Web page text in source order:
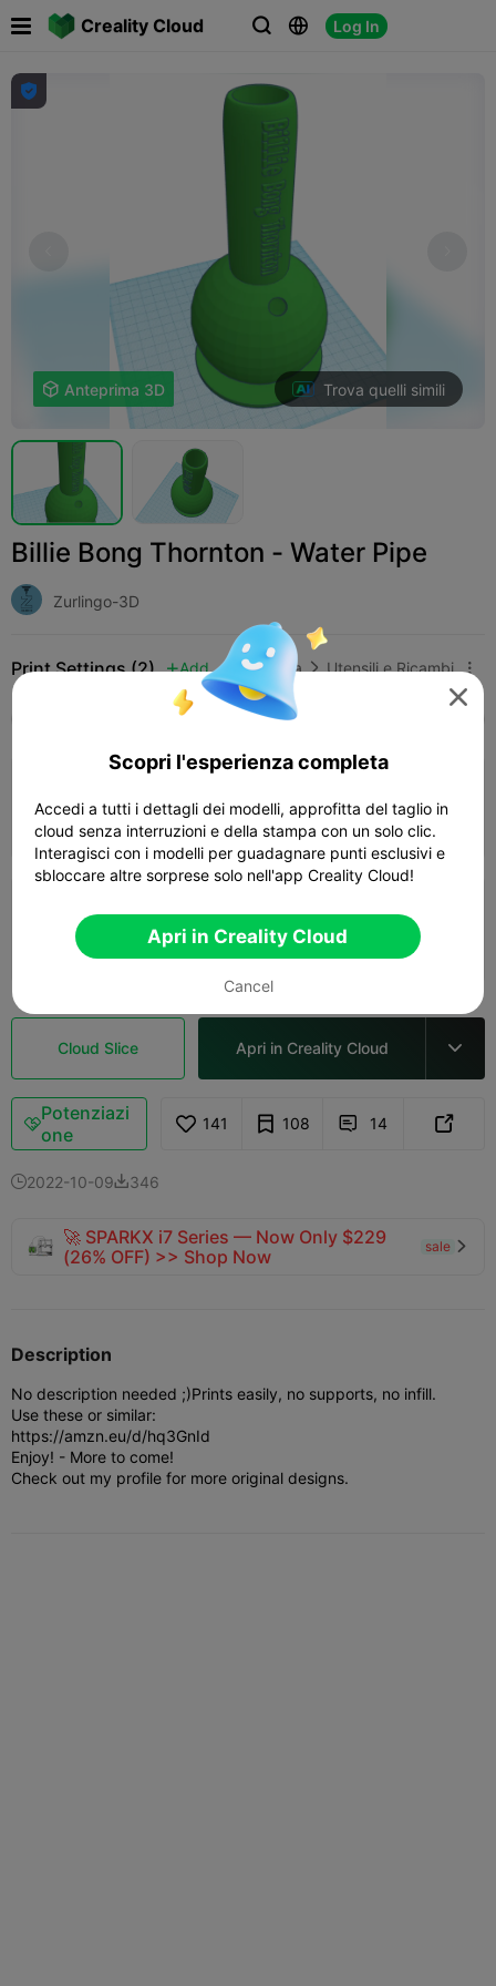
Creality Cloud   Log In

 Anteprima 3D Trova quelli simili
Billie Bong Thornton - Water Pipe
Zurlingo-3D
Print Settings (2) Add Casa  Utensili e Ricambi 
K2 Pro
 03h 21m  1 plates 108.41g
0.2mm layer, 2 walls, 10 infill
 02h 26m  1 plates 107.20g
Cloud Slice Apri in Creality Cloud 
Potenziazi
one
141 108  14 
2022-10-09346
🚀 SPARKX i7 Series — Now Only $229
(26% OFF) >> Shop Now
sale 
Description
No description needed ;)Prints easily, no supports, no infill.
Use these or similar:
https://amzn.eu/d/hq3GnId
Enjoy! - More to come!
Check out my profile for more original designs.

Scopri l'esperienza completa
Accedi a tutti i dettagli dei modelli, approfitta del taglio in
cloud senza interruzioni e della stampa con un solo clic.
Interagisci con i modelli per guadagnare punti esclusivi e
sbloccare altre sorprese solo nell'app Creality Cloud!
Apri in Creality Cloud
Cancel